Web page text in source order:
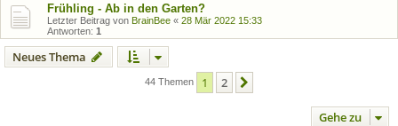
Frühling - Ab in den Garten?
Letzter Beitrag von BrainBee « 28 Mär 2022 15:33
Antworten: 1
Neues Thema
44 Themen 1 2
Gehe zu